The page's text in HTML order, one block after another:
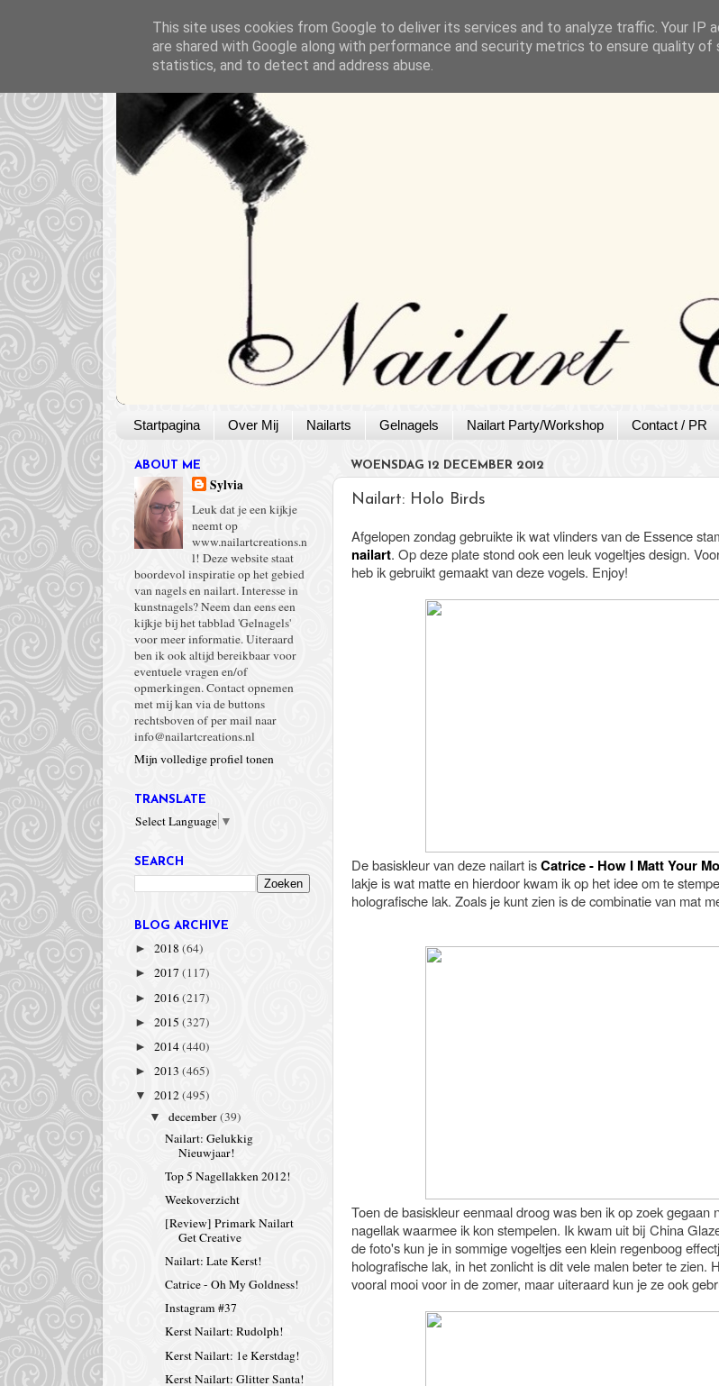
Startpagina Over Mij Nailarts Gelnagels Nailart Party/Workshop Contact / PR
WOENSDAG 12 DECEMBER 2012
Nailart: Holo Birds
Afgelopen zondag gebruikte ik wat vlinders van de Essence
nailart. Op deze plate stond ook een leuk vogeltjes design.
heb ik gebruikt gemaakt van deze vogels. Enjoy!
De basiskleur van deze nailart isCatrice - How I Matt Your
lakje is wat matte en hierdoor kwam ik op het idee om te
holografische lak. Zoals je kunt zien is de combinatie van mat
Toen de basiskleur eenmaal droog was ben ik op zoek gegaan
nagellak waarmee ik kon stempelen. Ik kwam uit bij China
de foto's kun je in sommige vogeltjes een klein regenboog
holografische lak, in het zonlicht is dit vele malen beter te zien.
vooral mooi voor in de zomer, maar uiteraard kun je ze ook
ABOUT ME
Sylvia
Leuk dat je een kijkje
neemt op
www.nailartcreations.n
l! Deze website staat
boordevol inspiratie op het gebied
van nagels en nailart. Interesse in
kunstnagels? Neem dan eens een
kijkje bij het tabblad 'Gelnagels'
voor meer informatie. Uiteraard
ben ik ook altijd bereikbaar voor
eventuele vragen en/of
opmerkingen. Contact opnemen
met mij kan via de buttons
rechtsboven of per mail naar
info@nailartcreations.nl
Mijn volledige profiel tonen
TRANSLATE
Select Language ▼
SEARCH
BLOG ARCHIVE
► 2018 (64)
► 2017 (117)
► 2016(217)
► 2015 (327)
► 2014(440)
► 2013 (465)
▼ 2012(495)
▼december(39)
Nailart: Gelukkig
Nieuwjaar!
Top 5 Nagellakken 2012!
Weekoverzicht
[Review] Primark Nailart
Get Creative
Nailart: Late Kerst!
Catrice - Oh My Goldness!
Instagram #37
Kerst Nailart: Rudolph!
Kerst Nailart: 1e Kerstdag!
Kerst Nailart: Glitter Santa!
This site uses cookies from Google to deliver its services and to analyze traffic. Your IP
are shared with Google along with performance and security metrics to ensure quality of
statistics, and to detect and address abuse.